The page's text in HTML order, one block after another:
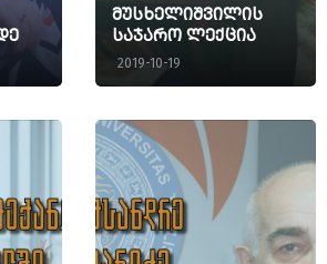
მუსხელიშვილის
საჯარო ლექცია
2019-10-19